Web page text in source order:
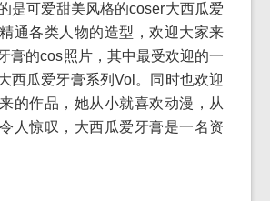
是可爱甜美风格的coser大西瓜爱
通各类人物的造型，欢迎大家来
膏的cos照片，其中最受欢迎的一
西瓜爱牙膏系列Vol。同时也欢迎
的作品，她从小就喜欢动漫，从
人惊叹，大西瓜爱牙膏是一名资